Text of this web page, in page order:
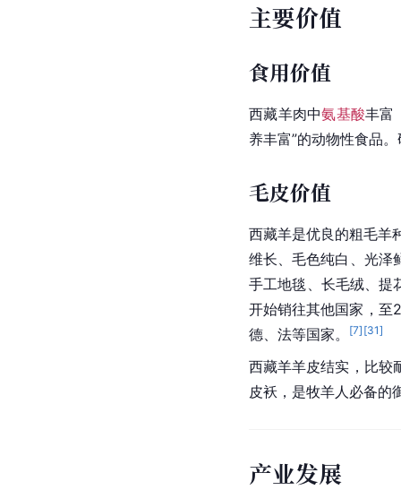
主要价值
食用价值
西藏羊肉中氨基酸丰富
养丰富”的动物性食品
毛皮价值
西藏羊是优良的粗毛羊
维长、毛色纯白、光泽
手工地毯、 长毛绒 、
开始销往其他国家，至
德、法等国家。
[7] [31]
西藏羊羊皮结实，比较
皮袄，是牧羊人必备的
产业发展